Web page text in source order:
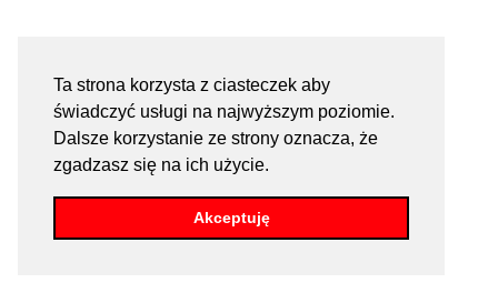
Ta strona korzysta z ciasteczek aby
świadczyć usługi na najwyższym poziomie.
Dalsze korzystanie ze strony oznacza, że
zgadzasz się na ich użycie.
Akceptuję